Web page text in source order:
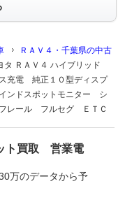
ＲＡＶ４・千葉県の中古
タ ＲＡＶ４ ハイブリッド
充電 純正１０型ディスプ
ンドスポットモニター シ
レール フルセグ ＥＴＣ
ト買取 営業電
万のデータから予